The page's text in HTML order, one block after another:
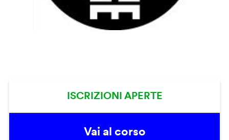
ISCRIZIONI APERTE
Vai al corso